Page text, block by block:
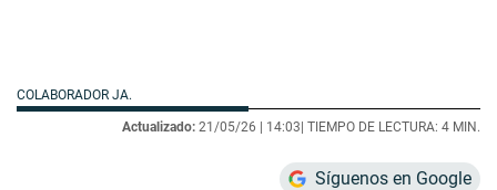
COLABORADOR JA.
Actualizado: 21/05/26 | 14:03 | TIEMPO DE LECTURA: 4 MIN.
Síguenos en Google